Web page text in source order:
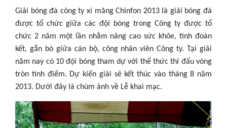
Giải bóng đá công ty xi măng Chinfon 2013 là giải bóng đá
được tổ chức giữa các đội bóng trong Công ty được tổ
chức 2 năm một lần nhằm nâng cao sức khỏe, tình đoàn
kết, gắn bó giữa cán bộ, công nhân viên Công ty. Tại giải
năm nay có 10 đội bóng tham dự với thể thức thi đấu vòng
tròn tính điểm. Dự kiến giải sẽ kết thúc vào tháng 8 năm
2013. Dưới đây là chùm ảnh về Lễ khai mạc.